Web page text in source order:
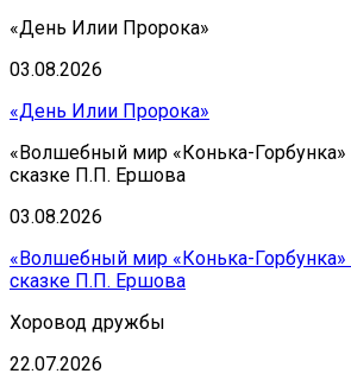
«День Илии Пророка»
03.08.2026
«День Илии Пророка»
«Волшебный мир «Конька-Горбунка»
сказке П.П. Ершова
03.08.2026
«Волшебный мир «Конька-Горбунка»
сказке П.П. Ершова
Хоровод дружбы
22.07.2026